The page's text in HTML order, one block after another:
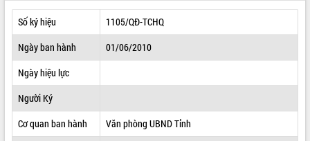
LÃNH ĐẠO UBND TỈNH
TIN TỨC SỰ KIỆN
SỞ, BAN, NGÀNH
UBND CÁC XÃ, PHƯỜNG
THÔNG TIN CHỈ ĐẠO ĐIỀU HÀNH
Số ký hiệu
1105/QĐ-TCHQ
Ngày ban hành
01/06/2010
Ngày hiệu lực
Người Ký
Cơ quan ban hành
Văn phòng UBND Tỉnh